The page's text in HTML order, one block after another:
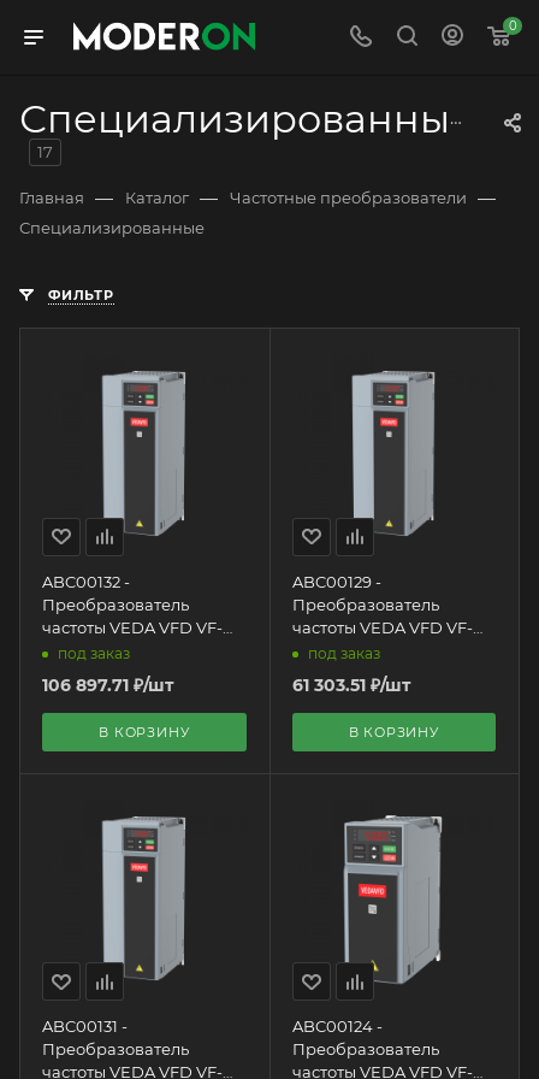
0
Специализированные
17
Главная — Каталог — Частотные преобразователи —
Специализированные
ФИЛЬТР
ABC00132 -
Преобразователь
частоты VEDA VFD VF-
101-P22K-0045-U-T4-E20-
B-H, 22 кВт, 3х400 VAC
под заказ
106 897.71 ₽/шт
В КОРЗИНУ
ABC00129 -
Преобразователь
частоты VEDA VFD VF-
101-P11K-0025-U-T4-E20-
B-H, 11 кВт, 3х400 VAC
под заказ
61 303.51₽/шт
В КОРЗИНУ
ABC00131 -
Преобразователь
частоты VEDA VFD VF-
ABC00124 -
Преобразователь
частоты VEDA VFD VF-